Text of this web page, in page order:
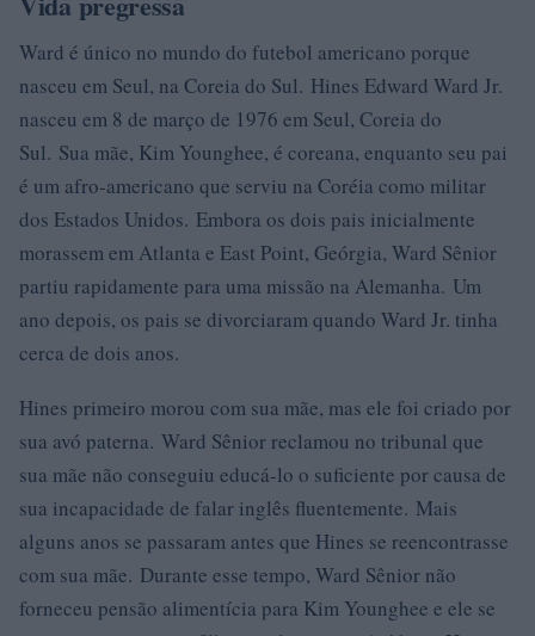
Ward é único no mundo do futebol americano porque
nasceu em Seul, na Coreia do Sul. Hines Edward Ward Jr.
nasceu em 8 de março de 1976 em Seul, Coreia do
Sul. Sua mãe, Kim Younghee, é coreana, enquanto seu pai
é um afro-americano que serviu na Coréia como militar
dos Estados Unidos. Embora os dois pais inicialmente
morassem em Atlanta e East Point, Geórgia, Ward Sênior
partiu rapidamente para uma missão na Alemanha. Um
ano depois, os pais se divorciaram quando Ward Jr. tinha
cerca de dois anos.
Hines primeiro morou com sua mãe, mas ele foi criado por
sua avó paterna. Ward Sênior reclamou no tribunal que
sua mãe não conseguiu educá-lo o suficiente por causa de
sua incapacidade de falar inglês fluentemente. Mais
alguns anos se passaram antes que Hines se reencontrasse
com sua mãe. Durante esse tempo, Ward Sênior não
forneceu pensão alimentícia para Kim Younghee e ele se